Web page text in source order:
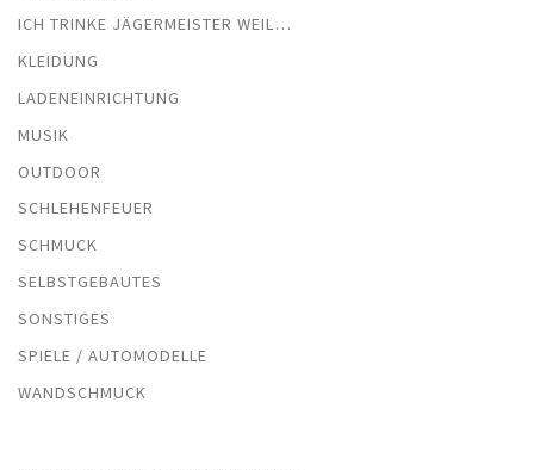
ICH TRINKE JÄGERMEISTER WEIL…
KLEIDUNG
LADENEINRICHTUNG
MUSIK
OUTDOOR
SCHLEHENFEUER
SCHMUCK
SELBSTGEBAUTES
SONSTIGES
SPIELE / AUTOMODELLE
WANDSCHMUCK